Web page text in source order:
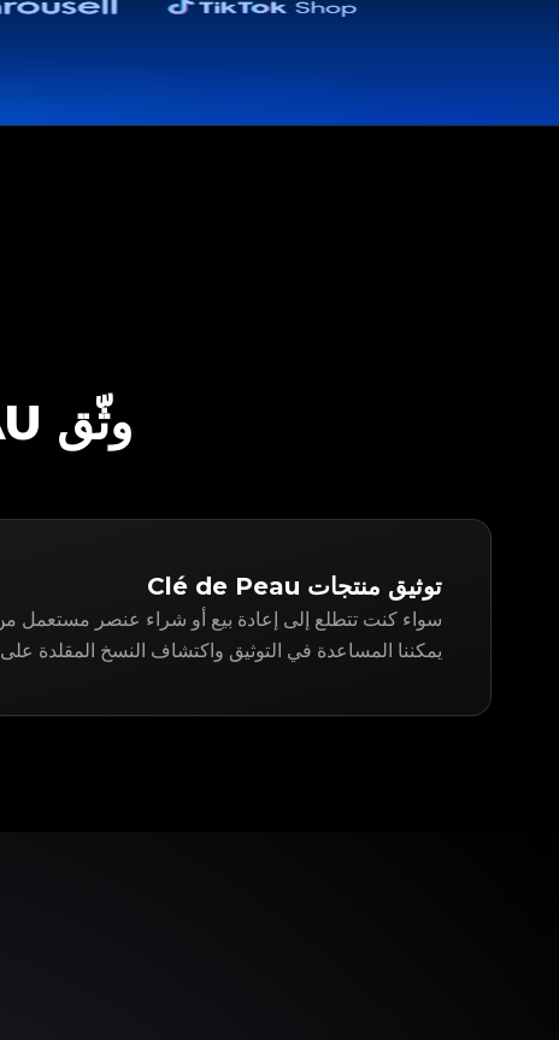
وثّق CLÉ DE PEAU مع LEGITAPP
توثيق منتجات Clé de Peau
يمكننا المساعدة في التوثيق واكتشاف النسخ المقلدة على LegitApp.